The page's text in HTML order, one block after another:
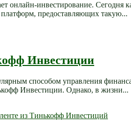
онлайн-инвестирование.
предоставляющих такую...
Инвестиции
способом управления
Инвестиции. Однако, в жизни...